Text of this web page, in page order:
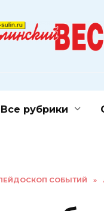
Все рубрики
СОБЫТИЙ »